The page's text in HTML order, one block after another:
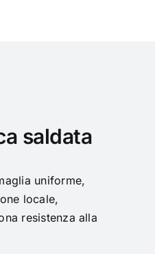
saldata
uniforme,
locale,
resistenza alla